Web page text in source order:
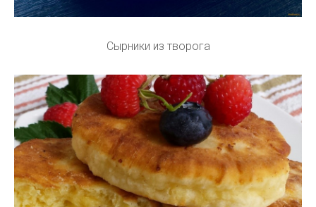
Сырники из творога